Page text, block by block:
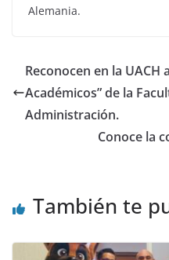
Alemania.
Reconocen en la UACH
Académicos” de la
Administración.
Conoce la
También te